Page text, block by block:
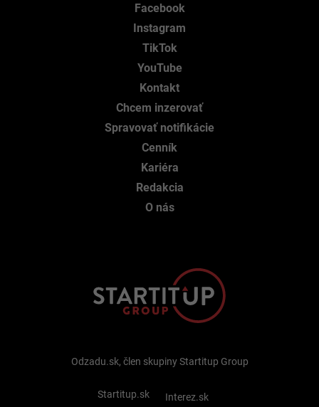
Facebook
Instagram
TikTok
YouTube
Kontakt
Chcem inzerovať
Spravovať notifikácie
Cenník
Kariéra
Redakcia
O nás
Odzadu.sk, člen skupiny Startitup Group
Startitup.sk Interez.sk